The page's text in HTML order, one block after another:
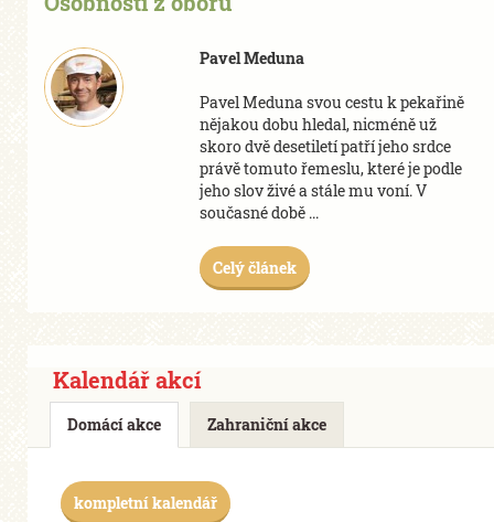
Pavel Meduna
Pavel Meduna svou cestu k pekařině
nějakou dobu hledal, nicméně už
skoro dvě desetiletí patří jeho srdce
právě tomuto řemeslu, které je podle
jeho slov živé a stále mu voní. V
současné době ...
Celý článek
Kalendář akcí
Domácí akce Zahraniční akce
kompletní kalendář